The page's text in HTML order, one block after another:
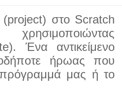
στο Scratch
χρησιμοποιώντας
Ένα αντικείμενο
ήρωας που
πρόγραμμά μας ή το